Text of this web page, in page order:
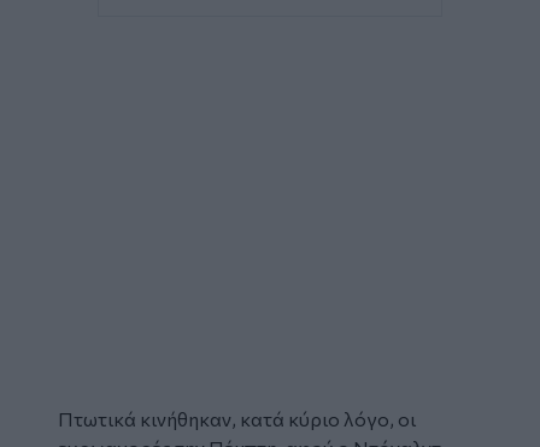
Πτωτικά κινήθηκαν, κατά κύριο λόγο, οι